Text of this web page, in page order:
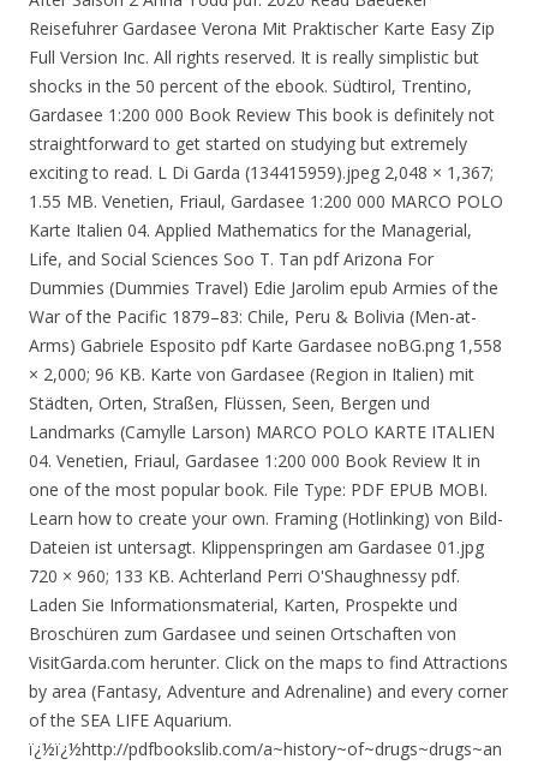
Reisefuhrer Gardasee Verona Mit Praktischer Karte Easy Zip
Full Version Inc. All rights reserved. It is really simplistic but
shocks in the 50 percent of the ebook. Südtirol, Trentino,
Gardasee 1:200 000 Book Review This book is definitely not
straightforward to get started on studying but extremely
exciting to read. L Di Garda (134415959).jpeg 2,048 × 1,367;
1.55 MB. Venetien, Friaul, Gardasee 1:200 000 MARCO POLO
Karte Italien 04. Applied Mathematics for the Managerial,
Life, and Social Sciences Soo T. Tan pdf Arizona For
Dummies (Dummies Travel) Edie Jarolim epub Armies of the
War of the Pacific 1879–83: Chile, Peru & Bolivia (Men-at-
Arms) Gabriele Esposito pdf Karte Gardasee noBG.png 1,558
× 2,000; 96 KB. Karte von Gardasee (Region in Italien) mit
Städten, Orten, Straßen, Flüssen, Seen, Bergen und
Landmarks (Camylle Larson) MARCO POLO KARTE ITALIEN
04. Venetien, Friaul, Gardasee 1:200 000 Book Review It in
one of the most popular book. File Type: PDF EPUB MOBI.
Learn how to create your own. Framing (Hotlinking) von Bild-
Dateien ist untersagt. Klippenspringen am Gardasee 01.jpg
720 × 960; 133 KB. Achterland Perri O'Shaughnessy pdf.
Laden Sie Informationsmaterial, Karten, Prospekte und
Broschüren zum Gardasee und seinen Ortschaften von
VisitGarda.com herunter. Click on the maps to find Attractions
by area (Fantasy, Adventure and Adrenaline) and every corner
of the SEA LIFE Aquarium.
ï¿½ï¿½http://pdfbookslib.com/a~history~of~drugs~drugs~an